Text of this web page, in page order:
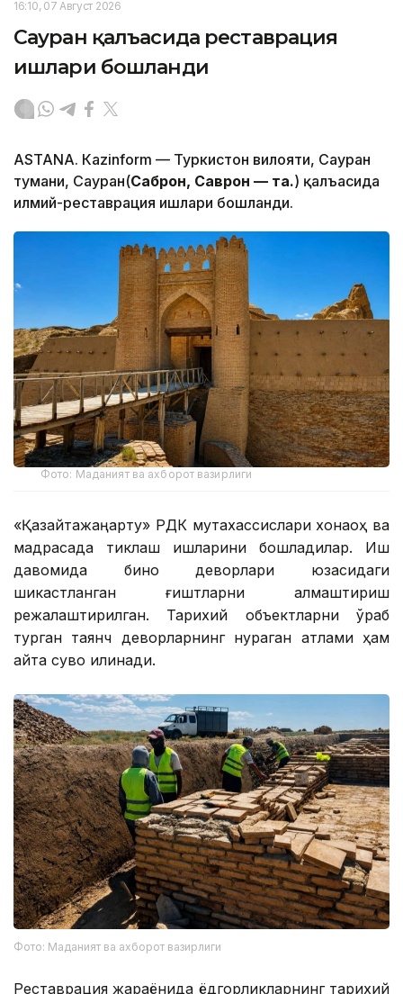
16:10, 07 Август 2026
Сауран қалъасида реставрация
ишлари бошланди
ASTANА. Кazinform — Туркистон вилояти, Сауран
тумани, Сауран(Саброн, Саврон — таҳ.) қалъасида
илмий-реставрация ишлари бошланди.
Фото: Маданият ва ахборот вазирлиги
«Қазқайтажаңарту» РДК мутахассислари хонақоҳ ва
мадрасада тиклаш ишларини бошладилар. Иш
давомида бино деворлари юзасидаги
шикастланган ғиштларни алмаштириш
режалаштирилган. Тарихий объектларни ўраб
турган таянч деворларнинг нураган қатлами ҳам
қайта сувоқ қилинади.
Фото: Маданият ва ахборот вазирлиги
Реставрация жараёнида ёдгорликларнинг тарихий